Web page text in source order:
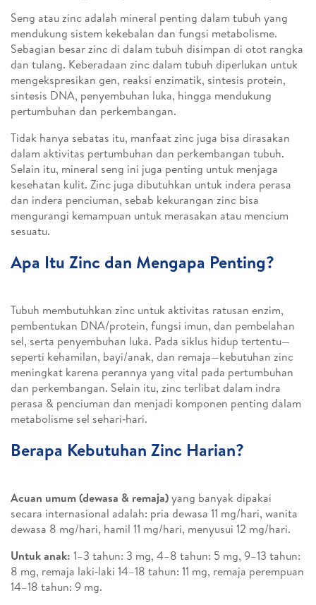
Seng atau zinc adalah mineral penting dalam tubuh yang
mendukung sistem kekebalan dan fungsi metabolisme.
Sebagian besar zinc di dalam tubuh disimpan di otot rangka
dan tulang. Keberadaan zinc dalam tubuh diperlukan untuk
mengekspresikan gen, reaksi enzimatik, sintesis protein,
sintesis DNA, penyembuhan luka, hingga mendukung
pertumbuhan dan perkembangan.
Tidak hanya sebatas itu, manfaat zinc juga bisa dirasakan
dalam aktivitas pertumbuhan dan perkembangan tubuh.
Selain itu, mineral seng ini juga penting untuk menjaga
kesehatan kulit. Zinc juga dibutuhkan untuk indera perasa
dan indera penciuman, sebab kekurangan zinc bisa
mengurangi kemampuan untuk merasakan atau mencium
sesuatu.
Apa Itu Zinc dan Mengapa Penting?
Tubuh membutuhkan zinc untuk aktivitas ratusan enzim,
pembentukan DNA/protein, fungsi imun, dan pembelahan
sel, serta penyembuhan luka. Pada siklus hidup tertentu—
seperti kehamilan, bayi/anak, dan remaja—kebutuhan zinc
meningkat karena perannya yang vital pada pertumbuhan
dan perkembangan. Selain itu, zinc terlibat dalam indra
perasa & penciuman dan menjadi komponen penting dalam
metabolisme sel sehari‑hari.
Berapa Kebutuhan Zinc Harian?
Acuan umum (dewasa & remaja)yang banyak dipakai
secara internasional adalah: pria dewasa 11 mg/hari, wanita
dewasa 8 mg/hari, hamil 11 mg/hari, menyusui 12 mg/hari.
Untuk anak: 1–3 tahun: 3 mg, 4–8 tahun: 5 mg, 9–13 tahun:
8 mg, remaja laki‑laki 14–18 tahun: 11 mg, remaja perempuan
14–18 tahun: 9 mg.